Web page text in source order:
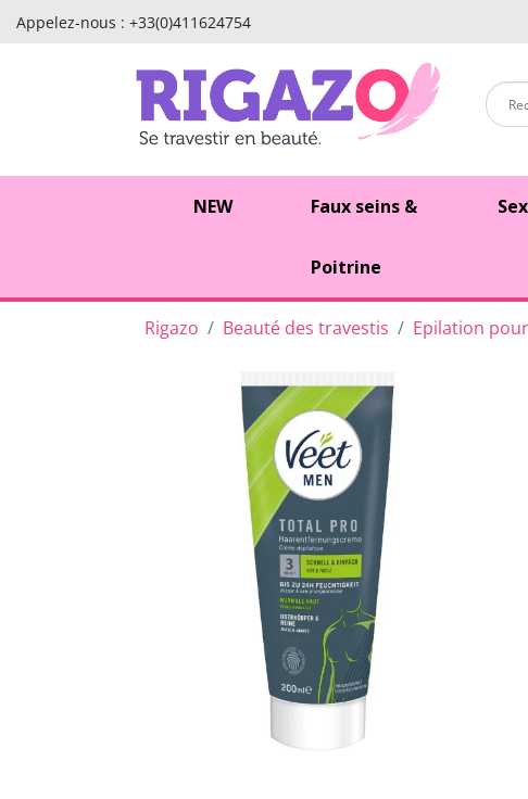
Appelez-nous : +33(0)411624754
NEW Faux seins &
Poitrine
Rigazo Beauté des travestis Epilation